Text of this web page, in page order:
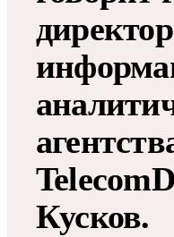
директор
Кусков.